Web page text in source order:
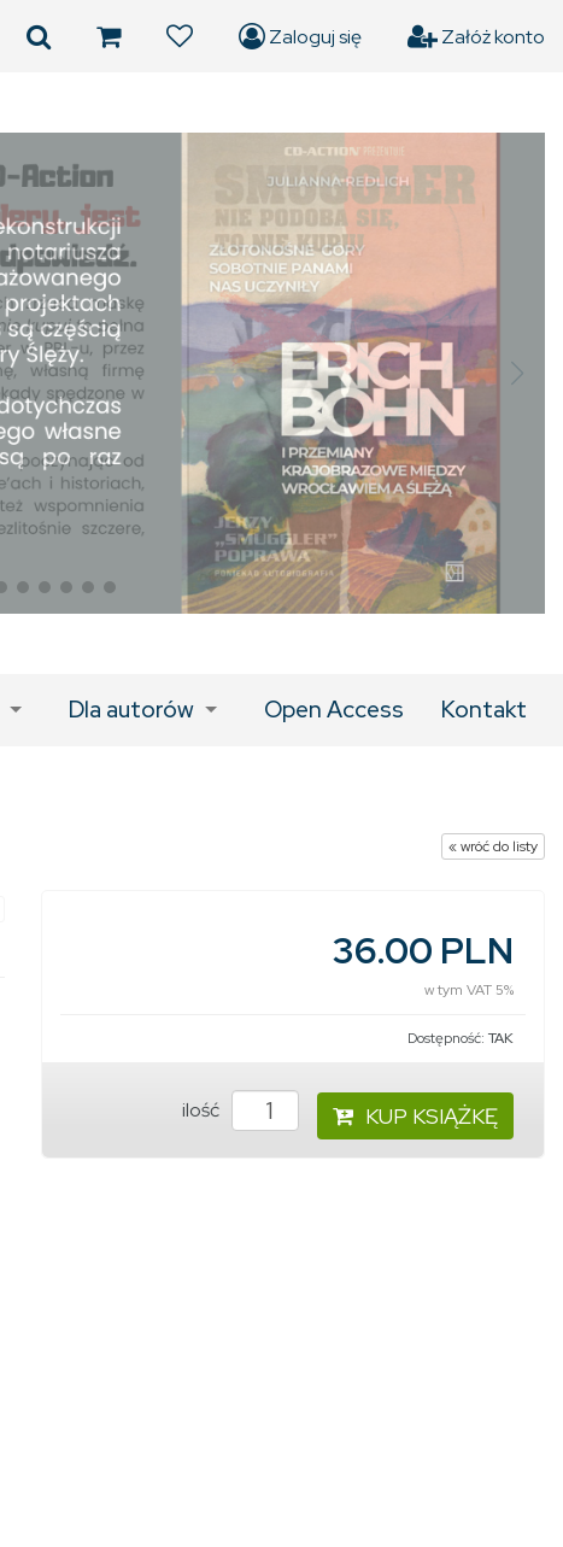
Zaloguj się Załóż konto
Dla autorów Open Access Kontakt
« wróć do listy
36.00 PLN
w tym VAT 5%
Dostępność: TAK
ilość KUP KSIĄŻKĘ